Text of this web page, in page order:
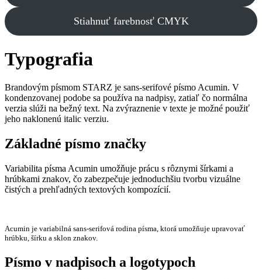
Stiahnuť farebnosť CMYK
Typografia
Brandovým písmom STARZ je sans-serifové písmo Acumin. V
kondenzovanej podobe sa používa na nadpisy, zatiaľ čo normálna
verzia slúži na bežný text. Na zvýraznenie v texte je možné použiť
jeho naklonenú italic verziu.
Základné písmo značky
Variabilita písma Acumin umožňuje prácu s rôznymi šírkami a
hrúbkami znakov, čo zabezpečuje jednoduchšiu tvorbu vizuálne
čistých a prehľadných textových kompozícií.
Acumin je variabilná sans-serifová rodina písma, ktorá umožňuje upravovať
hrúbku, šírku a sklon znakov.
Písmo v nadpisoch a logotypoch